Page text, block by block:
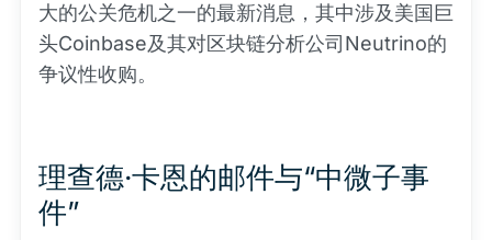
大的公关危机之一的最新消息，其中涉及美国巨
头Coinbase及其对区块链分析公司Neutrino的
争议性收购。
理查德·卡恩的邮件与“中微子事
件”